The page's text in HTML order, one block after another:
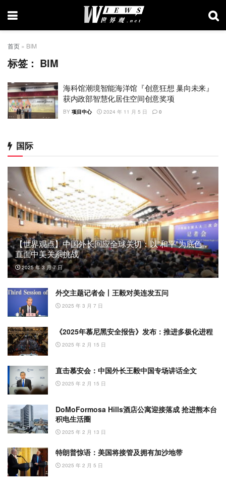
首页 » BIM
标签： BIM
海科馆潮境智能海洋馆『创意狂想 巢向未来』
获内政部智慧化居住空间创意奖项
BY 项目中心 2024 年 11 月 5 日 0
国际
【世界观点】中国外长回应全球关切：以”和平”为底色，
直面中美关系挑战
2025 年 3 月 7 日
外交主题记者会丨王毅对美连发五问
2025 年 3 月 7 日
《2025年慕尼黑安全报告》发布：推进多极化进程
2025 年 2 月 15 日
直击慕安会：中国外长王毅中国专场讲话全文
2025 年 2 月 15 日
DoMoFormosa Hills酒店公寓迎接落成 抢进熊本台
积电生活圈
2025 年 2 月 13 日
特朗普惊语：美国将接管及拥有加沙地带
2025 年 2 月 5 日